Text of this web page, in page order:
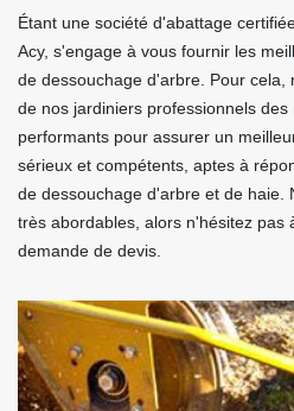
Étant une société d'abattage
Acy, s'engage à vous fournir les
de dessouchage d'arbre. Pour cela,
de nos jardiniers professionnels
performants pour assurer un
sérieux et compétents, aptes à
de dessouchage d'arbre et de haie.
très abordables, alors n'hésitez pas
demande de devis.